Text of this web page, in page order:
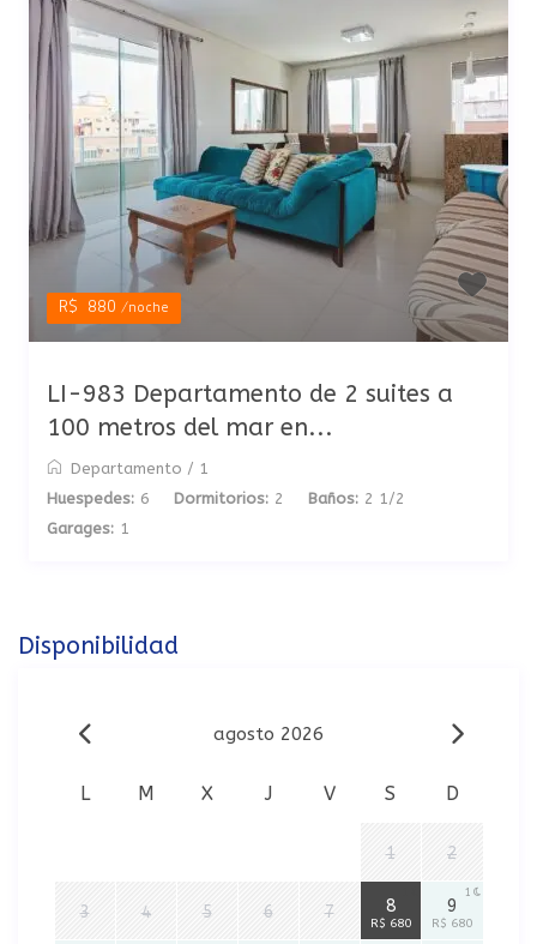
R$ 880/noche
LI-983 Departamento de 2 suites a
100 metros del mar en...
Departamento / 1
Huespedes: 6 Dormitorios: 2 Baños: 2 1/2
Garages: 1
Disponibilidad
agosto 2026
L M X J V S D
1 2
3 4 5 6 7 8
R$ 680
9
R$ 680
1